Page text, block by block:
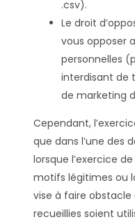
.csv).
Le droit
vous opposer
personnelles
interdisant de
de marketing
Cependant,
que dans l’une des
lorsque l’exercice
motifs légitimes ou
vise à faire
recueillies soient